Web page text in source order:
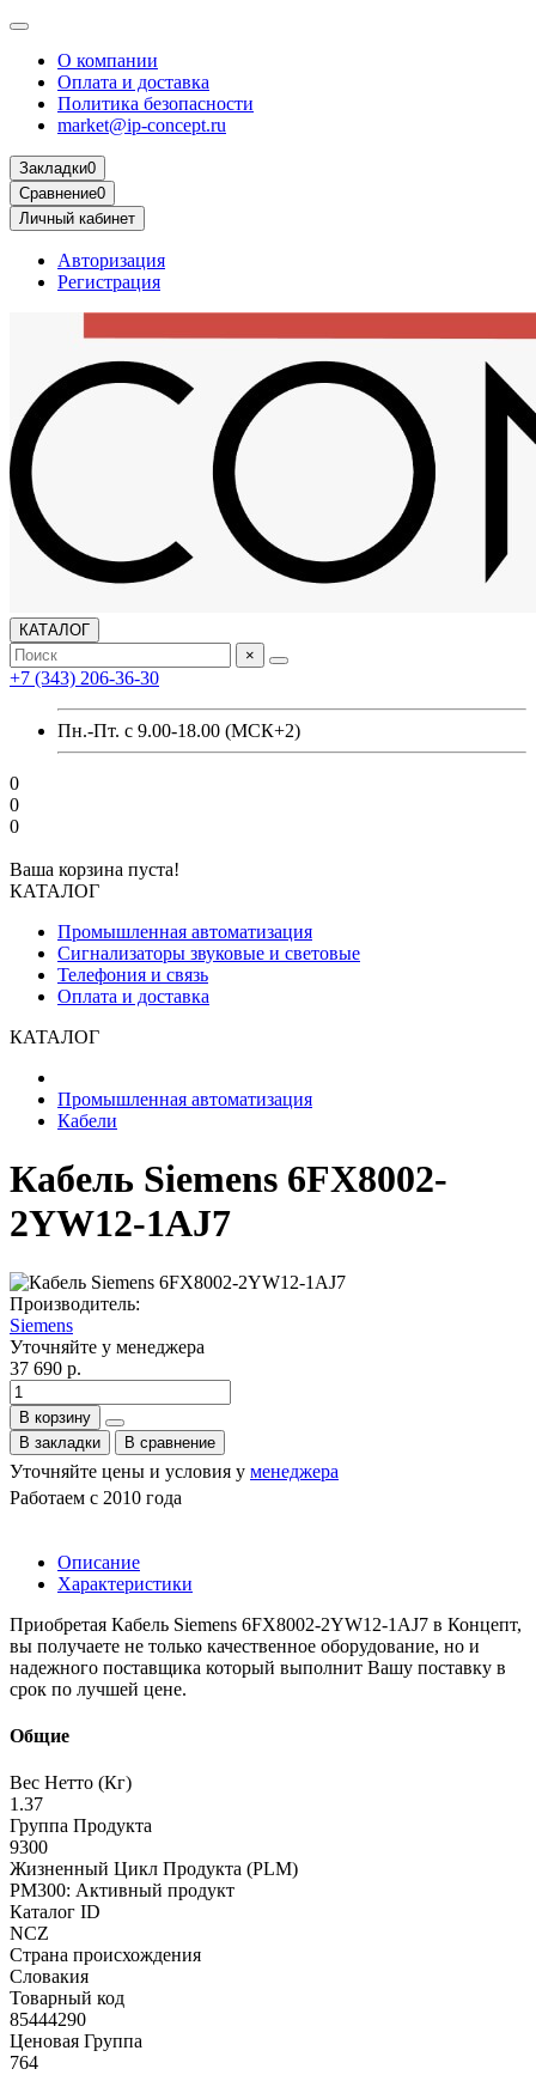
О компании
Оплата и доставка
Политика безопасности
market@ip-concept.ru
Закладки0
Сравнение0
Личный кабинет
Авторизация
Регистрация
КАТАЛОГ
×
+7 (343) 206-36-30
Пн.-Пт. с 9.00-18.00 (МСК+2)
0
0
0
Ваша корзина пуста!
КАТАЛОГ
Промышленная автоматизация
Сигнализаторы звуковые и световые
Телефония и связь
Оплата и доставка
КАТАЛОГ
Промышленная автоматизация
Кабели
Кабель Siemens 6FX8002-
2YW12-1AJ7
Производитель:
Siemens
Уточняйте у менеджера
37 690 р.
В корзину
В закладки
В сравнение
Уточняйте цены и условия у менеджера
Работаем с 2010 года
Описание
Характеристики
Приобретая Кабель Siemens 6FX8002-2YW12-1AJ7 в Концепт,
вы получаете не только качественное оборудование, но и
надежного поставщика который выполнит Вашу поставку в
срок по лучшей цене.
Общие
Вес Нетто (Кг)
1.37
Группа Продукта
9300
Жизненный Цикл Продукта (PLM)
PM300: Активный продукт
Каталог ID
NCZ
Страна происхождения
Словакия
Товарный код
85444290
Ценовая Группа
764